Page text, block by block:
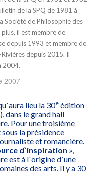
de la SPQ de 1981 à
Société de Philosophie des
il est membre de
depuis 1993 et membre de
depuis 2015. Il
2004.
2007
lieu la 30e édition
dans le grand hall
Pour une troisième
la présidence
et romancière.
d`inspiration »,
est à l`origine d`une
des arts. Il y a 30